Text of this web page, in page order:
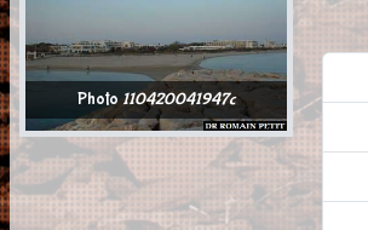
Photo 110420041947c